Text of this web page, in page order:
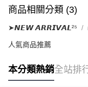
商品相關分類 (3)
➤𝙉𝙀𝙒 𝘼𝙍𝙍𝙄𝙑𝘼𝙇²⁵
人氣商品推薦
本分類熱銷全站排